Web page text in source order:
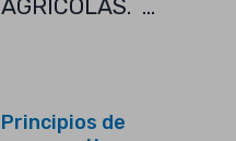
AGRICOLAS. …
Principios de